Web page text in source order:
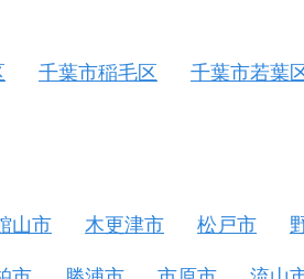
千葉市稲毛区 千葉市若葉
山市 木更津市 松戸市